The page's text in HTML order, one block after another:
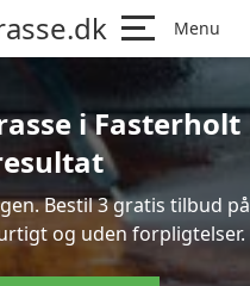
Menu
i Fasterholt
Bestil 3 gratis tilbud på
og uden forpligtelser.